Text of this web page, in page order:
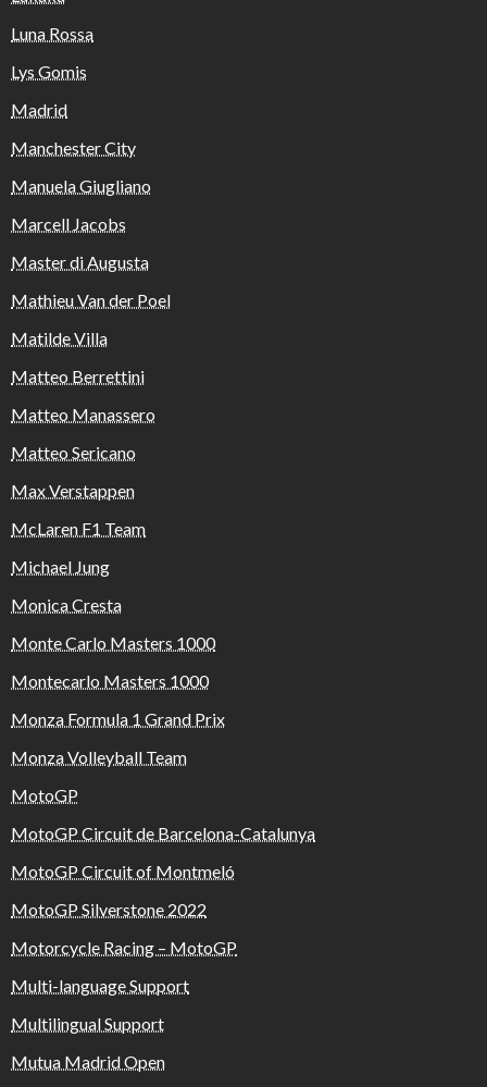
Luna Rossa
Lys Gomis
Madrid
Manchester City
Manuela Giugliano
Marcell Jacobs
Master di Augusta
Mathieu Van der Poel
Matilde Villa
Matteo Berrettini
Matteo Manassero
Matteo Sericano
Max Verstappen
McLaren F1 Team
Michael Jung
Monica Cresta
Monte Carlo Masters 1000
Montecarlo Masters 1000
Monza Formula 1 Grand Prix
Monza Volleyball Team
MotoGP
MotoGP Circuit de Barcelona-Catalunya
MotoGP Circuit of Montmeló
MotoGP Silverstone 2022
Motorcycle Racing – MotoGP
Multi-language Support
Multilingual Support
Mutua Madrid Open